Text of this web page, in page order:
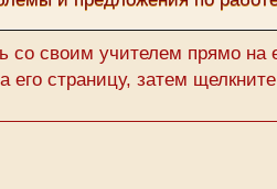
со своим учителем прямо на
его страницу, затем